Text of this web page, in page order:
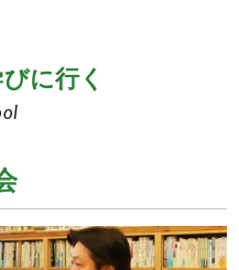
に行く